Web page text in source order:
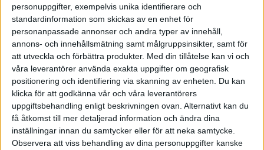
personuppgifter, exempelvis unika identifierare och
standardinformation som skickas av en enhet för
personanpassade annonser och andra typer av innehåll,
annons- och innehållsmätning samt målgruppsinsikter, samt för
att utveckla och förbättra produkter. Med din tillåtelse kan vi och
våra leverantörer använda exakta uppgifter om geografisk
positionering och identifiering via skanning av enheten. Du kan
klicka för att godkänna vår och våra leverantörers
uppgiftsbehandling enligt beskrivningen ovan. Alternativt kan du
få åtkomst till mer detaljerad information och ändra dina
inställningar innan du samtycker eller för att neka samtycke.
Observera att viss behandling av dina personuppgifter kanske
Elbilens nyhetsbrev
Håll dig uppdaterad om de senaste nyheterna!
Prenumerera